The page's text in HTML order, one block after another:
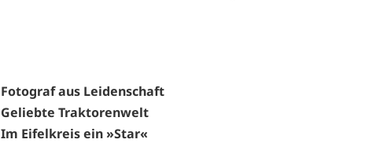
Fotograf aus Leidenschaft
Geliebte Traktorenwelt
Im Eifelkreis ein »Star«